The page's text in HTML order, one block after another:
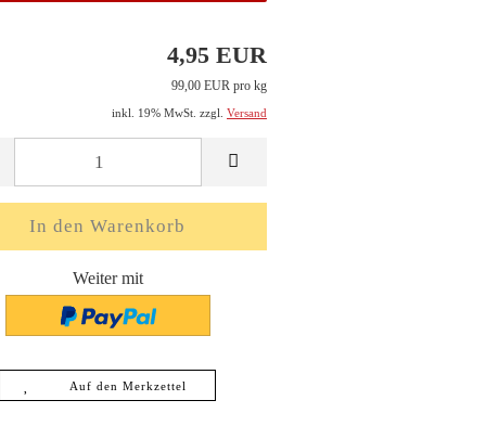
4,95 EUR
99,00 EUR pro kg
inkl. 19% MwSt. zzgl. Versand
Weiter mit
Auf den Merkzettel